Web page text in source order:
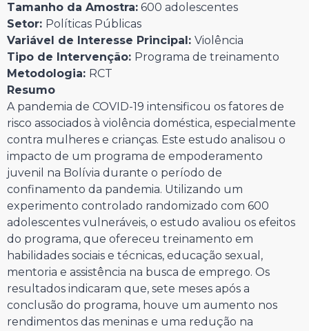
Tamanho da Amostra: 600 adolescentes
Setor: Políticas Públicas
Variável de Interesse Principal: Violência
Tipo de Intervenção: Programa de treinamento
Metodologia: RCT
Resumo
A pandemia de COVID-19 intensificou os fatores de
risco associados à violência doméstica, especialmente
contra mulheres e crianças. Este estudo analisou o
impacto de um programa de empoderamento
juvenil na Bolívia durante o período de
confinamento da pandemia. Utilizando um
experimento controlado randomizado com 600
adolescentes vulneráveis, o estudo avaliou os efeitos
do programa, que ofereceu treinamento em
habilidades sociais e técnicas, educação sexual,
mentoria e assistência na busca de emprego. Os
resultados indicaram que, sete meses após a
conclusão do programa, houve um aumento nos
rendimentos das meninas e uma redução na